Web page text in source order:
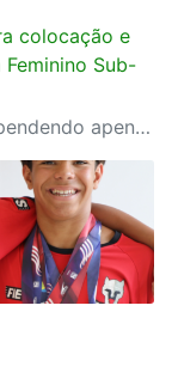
colocação e
Sub-
A equipe entra na rodada decisiva dependendo apenas de seus próprios resultados para avançar ao mata-mata